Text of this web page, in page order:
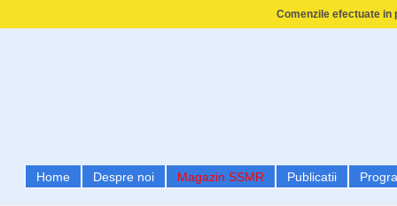
Comenzile efectuate in
Home Despre noi Magazin SSMR Publicatii